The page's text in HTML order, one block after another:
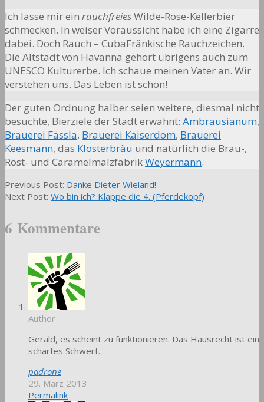
Ich lasse mir ein rauchfreiesWilde-Rose-Kellerbier
schmecken. In weiser Voraussicht habe ich eine Zigarre
dabei. Doch Rauch – CubaFränkische Rauchzeichen.
Die Altstadt von Havanna gehört übrigens auch zum
UNESCO Kulturerbe. Ich schaue meinen Vater an. Wir
verstehen uns. Das Leben ist schön!
Der guten Ordnung halber seien weitere, diesmal nicht
besuchte, Bierziele der Stadt erwähnt: Ambräusianum,
Brauerei Fässla, Brauerei Kaiserdom, Brauerei
Keesmann, das Klosterbräu und natürlich die Brau-,
Röst- und CaramelmalzfabrikWeyermann.
2012-
07-
Previous Post: Danke Dieter Wieland!
Next Post: Wo bin ich? Klappe die 4. (Pferdekopf)
6 Kommentare
Author
Gerald, es scheint zu funktionieren. Das Hausrecht ist ein
scharfes Schwert.
padrone
29. März 2013
Permalink